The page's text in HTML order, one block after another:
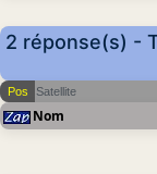
2 réponse(s) -
Pos Satellite
Nom